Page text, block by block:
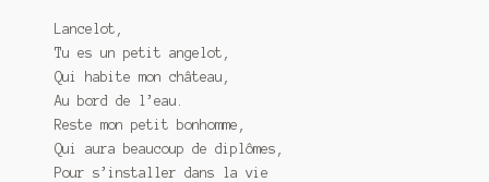
Lancelot,
Tu es un petit angelot,
Qui habite mon château,
Au bord de l’eau.
Reste mon petit bonhomme,
Qui aura beaucoup de diplômes,
Pour s’installer dans la vie